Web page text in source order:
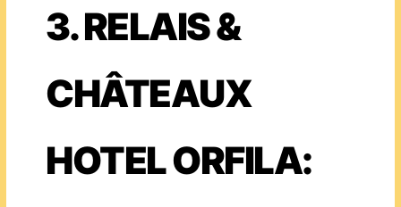
3. RELAIS &
CHÂTEAUX
HOTEL ORFILA: